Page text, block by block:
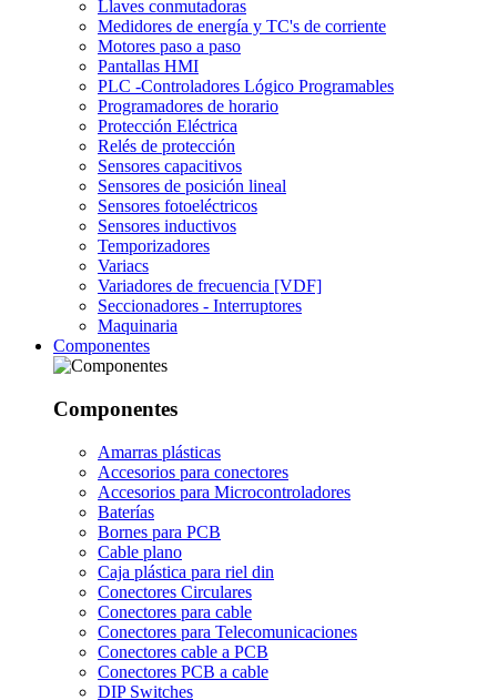
Llaves conmutadoras
Medidores de energía y TC's de corriente
Motores paso a paso
Pantallas HMI
PLC -Controladores Lógico Programables
Programadores de horario
Protección Eléctrica
Relés de protección
Sensores capacitivos
Sensores de posición lineal
Sensores fotoeléctricos
Sensores inductivos
Temporizadores
Variacs
Variadores de frecuencia [VDF]
Seccionadores - Interruptores
Maquinaria
Componentes
Componentes
Amarras plásticas
Accesorios para conectores
Accesorios para Microcontroladores
Baterías
Bornes para PCB
Cable plano
Caja plástica para riel din
Conectores Circulares
Conectores para cable
Conectores para Telecomunicaciones
Conectores cable a PCB
Conectores PCB a cable
DIP Switches